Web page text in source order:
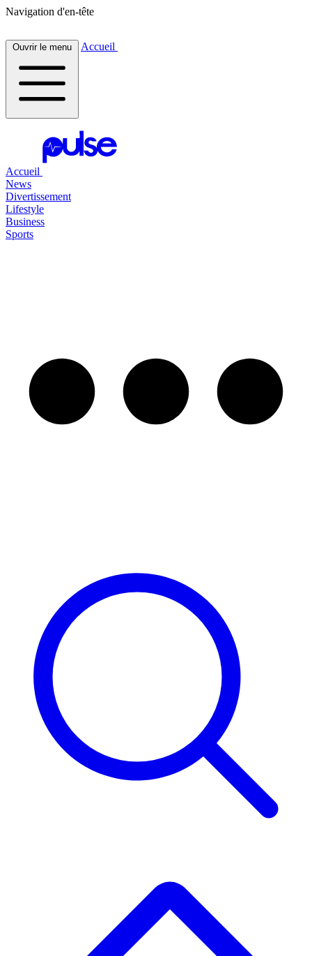
Navigation d'en-tête
Ouvrir le menu Accueil
Accueil
News
Divertissement
Lifestyle
Business
Sports